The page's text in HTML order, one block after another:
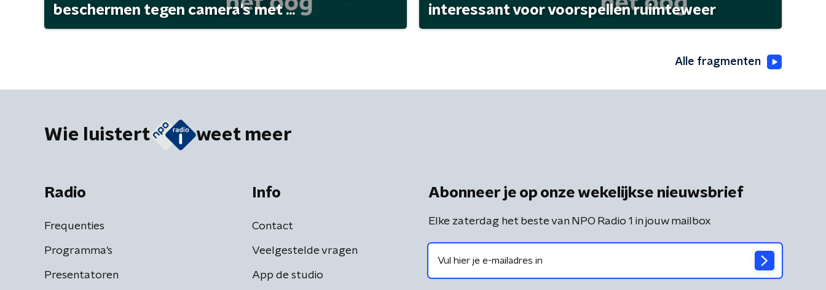
beschermen tegen camera's met ...
interessant voor voorspellen ruimteweer
Alle fragmenten
Wie luistert weet meer
Radio
Frequenties
Programma's
Presentatoren
Info
Contact
Veelgestelde vragen
App de studio
Abonneer je op onze wekelijkse nieuwsbrief
Elke zaterdag het beste van NPO Radio 1 in jouw mailbox